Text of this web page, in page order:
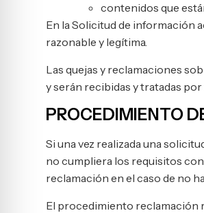
contenidos que
En la Solicitud de información
razonable y legítima.
Las quejas y reclamaciones
y serán recibidas y tratadas por
PROCEDIMIENTO
Si una vez realizada una
no cumpliera los requisitos
reclamación en el caso de no
El procedimiento reclamación